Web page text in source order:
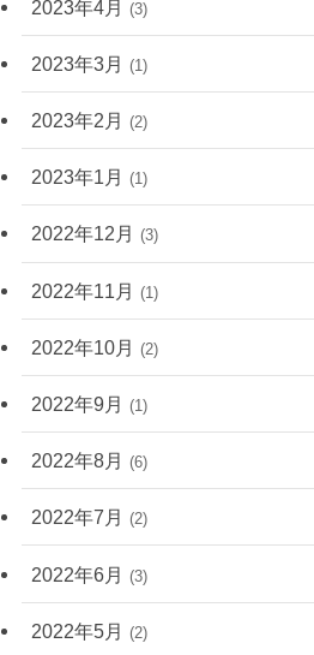
2023年4月 (3)
2023年3月 (1)
2023年2月 (2)
2023年1月 (1)
2022年12月 (3)
2022年11月 (1)
2022年10月 (2)
2022年9月 (1)
2022年8月 (6)
2022年7月 (2)
2022年6月 (3)
2022年5月 (2)